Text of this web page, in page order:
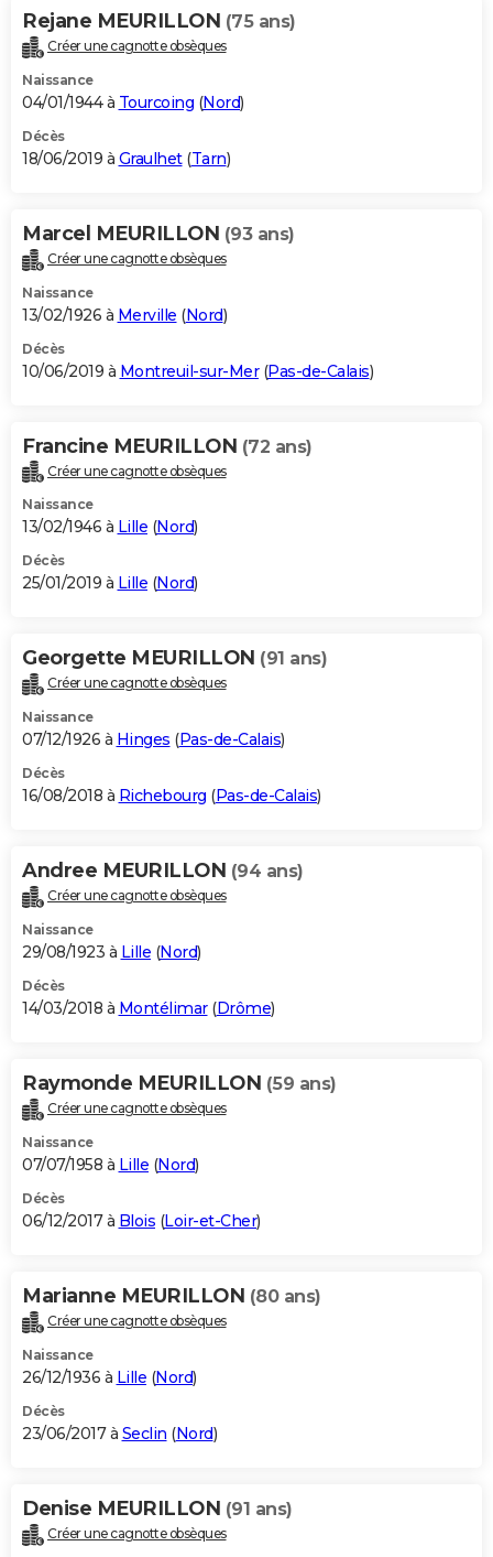
Rejane MEURILLON (75 ans)
Créer une cagnotte obsèques
Naissance
04/01/1944 à Tourcoing (Nord)
Décès
18/06/2019 à Graulhet(Tarn)
Marcel MEURILLON (93 ans)
Créer une cagnotte obsèques
Naissance
13/02/1926 à Merville (Nord)
Décès
10/06/2019 à Montreuil-sur-Mer(Pas-de-Calais)
Francine MEURILLON (72 ans)
Créer une cagnotte obsèques
Naissance
13/02/1946 à Lille (Nord)
Décès
25/01/2019 à Lille (Nord)
Georgette MEURILLON (91 ans)
Créer une cagnotte obsèques
Naissance
07/12/1926 à Hinges (Pas-de-Calais)
Décès
16/08/2018 à Richebourg (Pas-de-Calais)
Andree MEURILLON (94 ans)
Créer une cagnotte obsèques
Naissance
29/08/1923 à Lille (Nord)
Décès
14/03/2018 à Montélimar(Drôme)
Raymonde MEURILLON (59 ans)
Créer une cagnotte obsèques
Naissance
07/07/1958 à Lille (Nord)
Décès
06/12/2017 à Blois (Loir-et-Cher)
Marianne MEURILLON (80 ans)
Créer une cagnotte obsèques
Naissance
26/12/1936 à Lille (Nord)
Décès
23/06/2017 à Seclin (Nord)
Denise MEURILLON (91 ans)
Créer une cagnotte obsèques